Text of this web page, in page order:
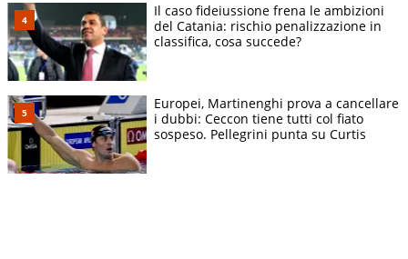
Il caso fideiussione frena le ambizioni
del Catania: rischio penalizzazione in
classifica, cosa succede?
Europei, Martinenghi prova a cancellare
i dubbi: Ceccon tiene tutti col fiato
sospeso. Pellegrini punta su Curtis